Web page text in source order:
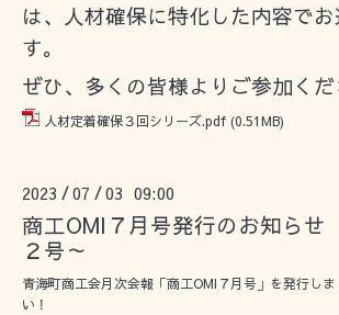
は、人材確保に特化した内容で
す。
ぜひ、多くの皆様よりご参加くだ
人材定着確保３回シリーズ.pdf (0.51MB)
2023 /07 /03 09:00
商工OMI７月号発行のお知ら
２号～
青海町商工会月次会報「商工OMI７月号」を発行し
い！